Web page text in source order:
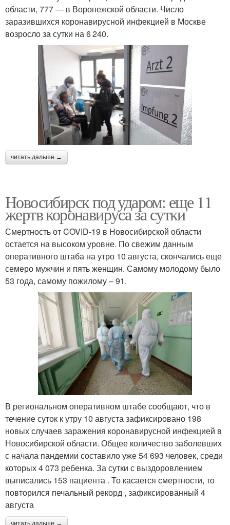
области, 777 — в Воронежской области. Число
заразившихся коронавирусной инфекцией в Москве
возросло за сутки на 6 240.
читать дальше →
Новосибирск под ударом: еще 11
жертв коронавируса за сутки
Смертность от COVID-19 в Новосибирской области
остается на высоком уровне. По свежим данным
оперативного штаба на утро 10 августа, скончались еще
семеро мужчин и пять женщин. Самому молодому было
53 года, самому пожилому – 91.
В региональном оперативном штабе сообщают, что в
течение суток к утру 10 августа зафиксировано 198
новых случаев заражения коронавирусной инфекцией в
Новосибирской области. Общее количество заболевших
с начала пандемии составило уже 54 693 человек, среди
которых 4 073 ребенка. За сутки с выздоровлением
выписались 153 пациента . То касается смертности, то
повторился печальный рекорд , зафиксированный 4
августа
читать дальше →